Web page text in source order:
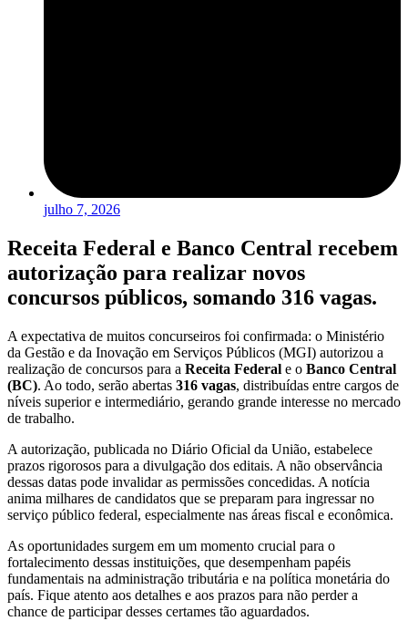
julho 7, 2026
Receita Federal e Banco Central recebem
autorização para realizar novos
concursos públicos, somando 316 vagas.
A expectativa de muitos concurseiros foi confirmada: o Ministério
da Gestão e da Inovação em Serviços Públicos (MGI) autorizou a
realização de concursos para a Receita Federal e o Banco Central
(BC). Ao todo, serão abertas 316 vagas, distribuídas entre cargos de
níveis superior e intermediário, gerando grande interesse no mercado
de trabalho.
A autorização, publicada no Diário Oficial da União, estabelece
prazos rigorosos para a divulgação dos editais. A não observância
dessas datas pode invalidar as permissões concedidas. A notícia
anima milhares de candidatos que se preparam para ingressar no
serviço público federal, especialmente nas áreas fiscal e econômica.
As oportunidades surgem em um momento crucial para o
fortalecimento dessas instituições, que desempenham papéis
fundamentais na administração tributária e na política monetária do
país. Fique atento aos detalhes e aos prazos para não perder a
chance de participar desses certames tão aguardados.